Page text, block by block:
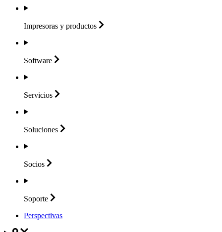
Impresoras y productos
Software
Servicios
Soluciones
Socios
Soporte
Perspectivas